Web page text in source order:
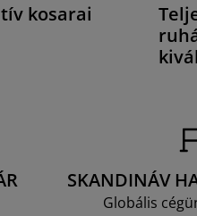
kosarai
SKANDINÁV
Globális